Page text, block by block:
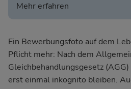
Ein Bewerbungsfoto auf dem
Pflicht mehr: Nach dem
Gleichbehandlungsgesetz
erst einmal inkognito bleiben.
Mehr erfahren